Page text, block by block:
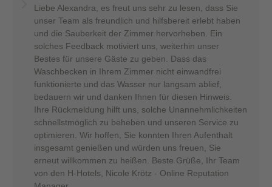
Liebe Alexandra, es freut uns sehr zu lesen, dass Sie
unser Team als freundlich und hilfsbereit erlebt haben
und die Sauberkeit der Zimmer hervorheben. Ein
solches Feedback motiviert uns, weiterhin unser
Bestes für unsere Gäste zu geben. Dass das
Waschbecken in Ihrem Zimmer nicht einwandfrei
funktionierte und das Wasser nur langsam ablief,
bedauern wir und danken Ihnen für diesen Hinweis.
Ihre Rückmeldung hilft uns, solche Unannehmlichkeiten
schnellstmöglich zu beheben und unseren Service zu
optimieren. Wir hoffen, Sie konnten Ihren Aufenthalt
insgesamt genießen und würden uns freuen, Sie
erneut willkommen zu heißen. Beste Grüße, Ihr Team
von den H-Hotels, Nicole Krötz - Online Reputation